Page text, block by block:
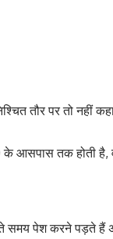
तौर पर तो नहीं
आसपास तक होती
समय पेश करने पड़ते